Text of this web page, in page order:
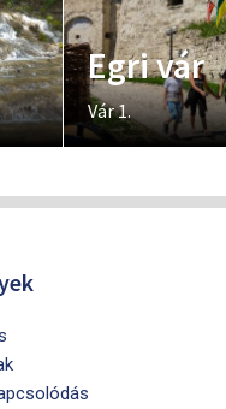
Egri vár
Vár 1.